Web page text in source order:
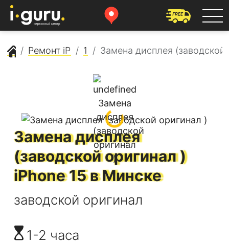
Сервисный центр Apple
Ремонт iPhone15 Замена дисплея (заводской
Замена дисплея
(заводской оригинал )
iPhone 15в Минске
заводской оригинал
1-2 часа